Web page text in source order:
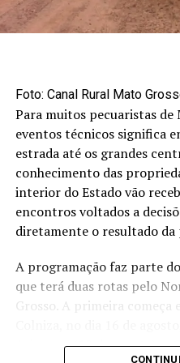
relação à semana anterior,
oferta do grão no estado.
petróleo Brent. Já o óleo de
semanal de 0,91%,
tonelada, impulsionado
Foto: Canal Rural Mato
Para muitos pecuaristas
eventos técnicos significa
estrada até os grandes
conhecimento das
interior do Estado vão
encontros voltados a
diretamente o resultado da
A programação faz parte do
que terá duas rotas pelo
Grosso. A primeira começa
Aripuanã (19 de agosto), e